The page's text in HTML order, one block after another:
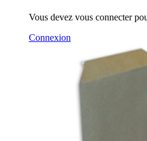
Vous devez vous connecter
Connexion